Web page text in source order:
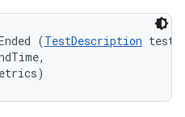
(TestDescription